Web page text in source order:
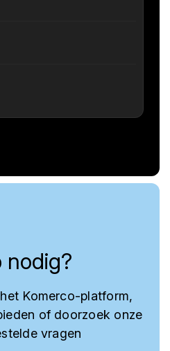
nodig?
Komerco-platform,
of doorzoek onze
vragen